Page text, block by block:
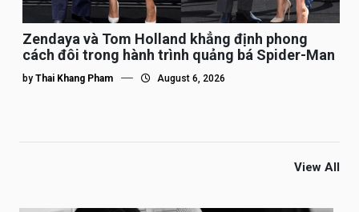
Zendaya và Tom Holland khẳng định phong
cách đôi trong hành trình quảng bá Spider-Man
by Thai Khang Pham August 6, 2026
View All